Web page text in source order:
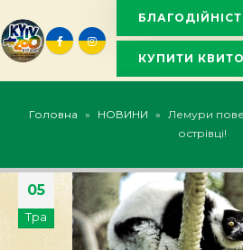
КУПИТИ
Головна » НОВИНИ » Лемури
острівці!
05
Тра